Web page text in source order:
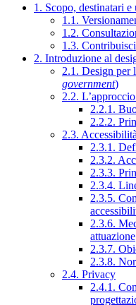
1. Scopo, destinatari
1.1.
1.2.
1.3.
2. Introduzione al
2.1. Design per
government)
2.2.
2.2.1.
2.2.2.
2.3. Accessibilità
2.3.1.
2.3.2.
2.3.3.
2.3.4.
2.3.5.
2.3.6.
attuazione
2.3.7.
2.3.8.
2.4. Privacy
2.4.1.